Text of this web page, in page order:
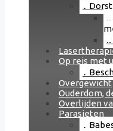
Dorst
Op reis met
Overgewicht
Ouderdom,
Overlijden
Parasieten